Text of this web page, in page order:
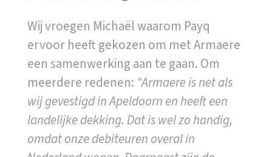
Wij vroegen Michaël waarom Payq
ervoor heeft gekozen om met Armaere
een samenwerking aan te gaan. Om
meerdere redenen: “Armaere is net als
wij gevestigd in Apeldoorn en heeft een
landelijke dekking. Dat is wel zo handig,
omdat onze debiteuren overal in